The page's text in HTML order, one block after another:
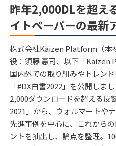
昨年2,000DLを超え
イトペーパーの最新
株式会社Kaizen Platform（本
役：須藤 憲司、以下「Kaizen
国内外での取り組みやトレン
「#DX白書2022」を公開しま
2,000ダウンロードを超える反
2021」から、ウォルマートや
先進事例を中心に、これから
ントを抽出し、論点を整理。